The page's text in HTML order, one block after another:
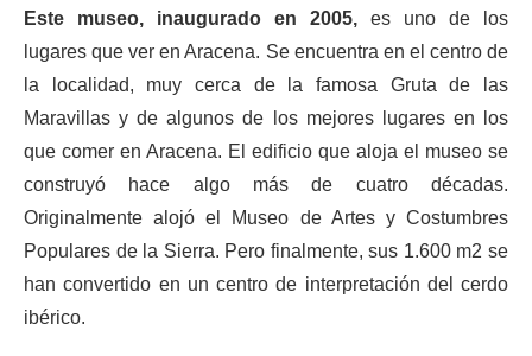
Este museo, inaugurado en 2005, es uno de los
lugares que ver en Aracena. Se encuentra en el centro de
la localidad, muy cerca de la famosa Gruta de las
Maravillas y de algunos de los mejores lugares en los
que comer en Aracena. El edificio que aloja el museo se
construyó hace algo más de cuatro décadas.
Originalmente alojó el Museo de Artes y Costumbres
Populares de la Sierra. Pero finalmente, sus 1.600 m2 se
han convertido en un centro de interpretación del cerdo
ibérico.